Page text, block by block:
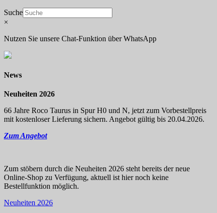
Suche
×
Nutzen Sie unsere Chat-Funktion über WhatsApp
News
Neuheiten 2026
66 Jahre Roco Taurus in Spur H0 und N, jetzt zum Vorbestellpreis
mit kostenloser Lieferung sichern. Angebot gültig bis 20.04.2026.
Zum Angebot
Zum stöbern durch die Neuheiten 2026 steht bereits der neue
Online-Shop zu Verfügung, aktuell ist hier noch keine
Bestellfunktion möglich.
Neuheiten 2026